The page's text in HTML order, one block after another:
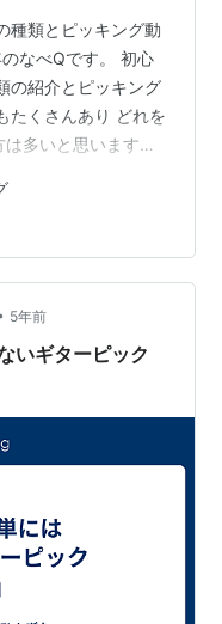
種類とピッキング動
なべQです。 初心
の紹介とピッキング
たくさんあり どれを
多いと思います。
す。 ①形状②厚さ③
クの画像をクリッ
す） □ティアドロッ
も一般的な形のピッ
力でピッキングす
5年前
いギターピック